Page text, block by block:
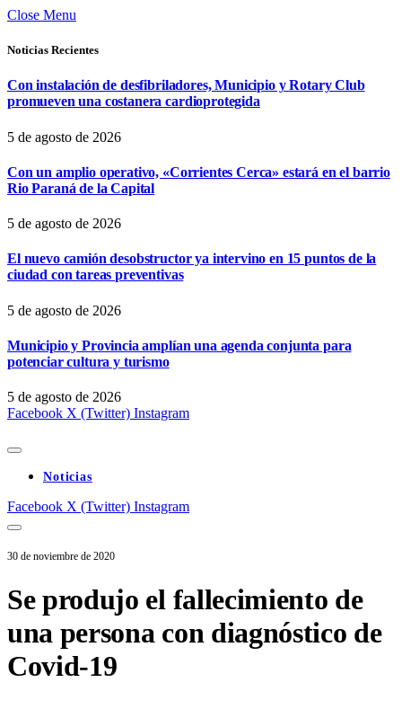
Close Menu
Noticias Recientes
Con instalación de desfibriladores, Municipio y Rotary Club
promueven una costanera cardioprotegida
5 de agosto de 2026
Con un amplio operativo, «Corrientes Cerca» estará en el barrio
Rio Paraná de la Capital
5 de agosto de 2026
El nuevo camión desobstructor ya intervino en 15 puntos de la
ciudad con tareas preventivas
5 de agosto de 2026
Municipio y Provincia amplían una agenda conjunta para
potenciar cultura y turismo
5 de agosto de 2026
Facebook X (Twitter) Instagram
Noticias
Facebook X (Twitter) Instagram
30 de noviembre de 2020
Se produjo el fallecimiento de
una persona con diagnóstico de
Covid-19